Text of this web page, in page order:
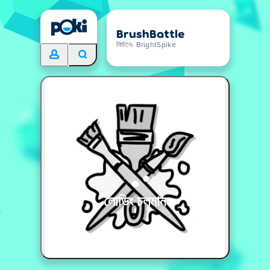
BrushBattle
নির্মানে- BrightSpike
লোডিং চলমান